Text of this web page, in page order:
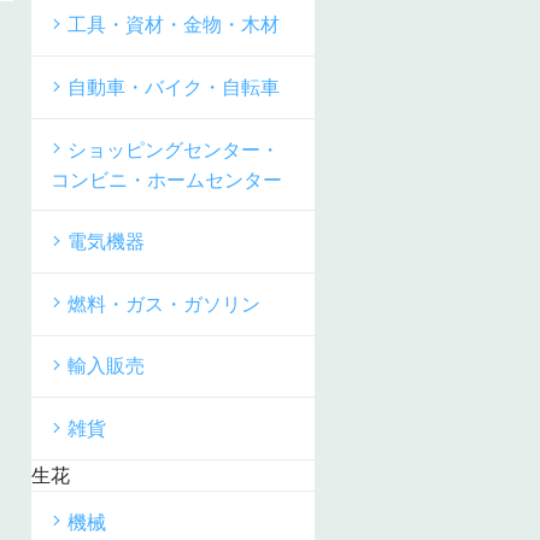
工具・資材・金物・木材
自動車・バイク・自転車
ショッピングセンター・
コンビニ・ホームセンター
電気機器
燃料・ガス・ガソリン
輸入販売
雑貨
生花
機械